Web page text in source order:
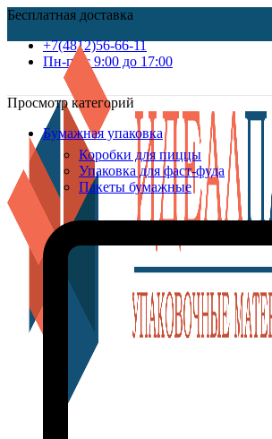
Бесплатная доставка
+7(4812)56-66-11
Пн-пт c 9:00 до 17:00
Просмотр категорий
Бумажная упаковка
Коробки для пиццы
Упаковка для фаст-фуда
Пакеты бумажные